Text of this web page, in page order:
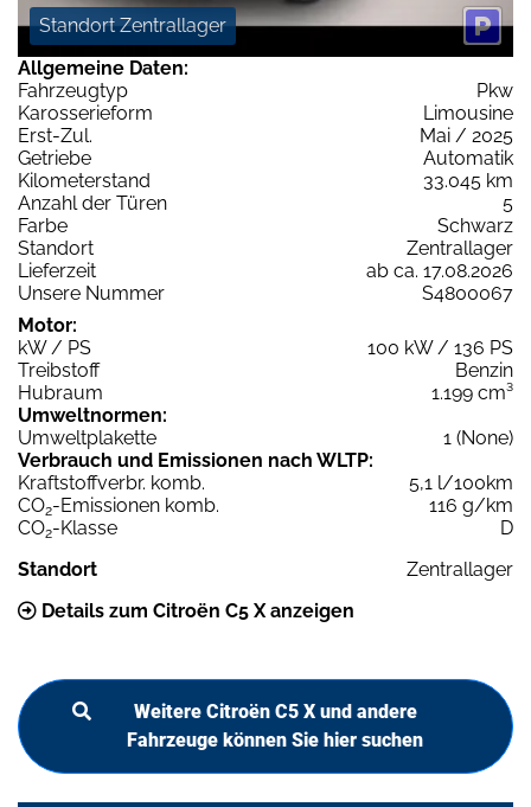
Standort Zentrallager
Allgemeine Daten:
Fahrzeugtyp
Pkw
Karosserieform
Limousine
Erst-Zul.
Mai / 2025
Getriebe
Automatik
Kilometerstand
33.045 km
Anzahl der Türen
5
Farbe
Schwarz
Standort
Zentrallager
Lieferzeit
ab ca. 17.08.2026
Unsere Nummer
S4800067
Motor:
kW / PS
100 kW / 136 PS
Treibstoff
Benzin
Hubraum
1.199 cm³
Umweltnormen:
Umweltplakette
1 (None)
Verbrauch und Emissionen nach WLTP:
Kraftstoffverbr. komb.
5,1 l/100km
CO2-Emissionen komb.
116 g/km
CO2-Klasse
D
Standort
Zentrallager
Details zum Citroën C5 X anzeigen
Weitere Citroën C5 X und andere
Fahrzeuge können Sie hier suchen